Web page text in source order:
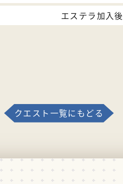
エステラ加入後
クエスト一覧にもどる